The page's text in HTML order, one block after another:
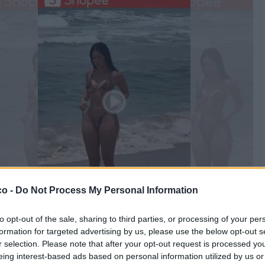
- Do Not Process My Personal Information
opt-out of the sale, sharing to third parties, or processing of your
for targeted advertising by us, please use the below opt-out
selection. Please note that after your opt-out request is processed
interest-based ads based on personal information utilized by us
Peso Moderato (1.58 Mb)
Stime: 8  Commenti: 7